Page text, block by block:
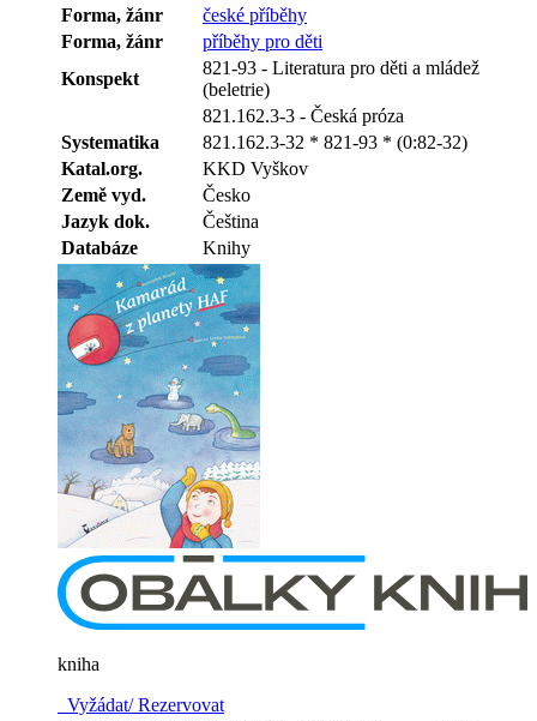
Forma, žánr
české příběhy
Forma, žánr
příběhy pro děti
Konspekt
821-93 - Literatura pro děti a mládež
(beletrie)
821.162.3-3 - Česká próza
Systematika
821.162.3-32 * 821-93 * (0:82-32)
Katal.org.
KKD Vyškov
Země vyd.
Česko
Jazyk dok.
Čeština
Databáze
Knihy
kniha
Vyžádat/ Rezervovat